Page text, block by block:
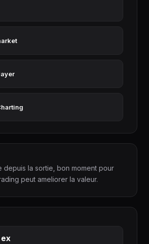
depuis la sortie, bon moment pour
peut ameliorer la valeur.